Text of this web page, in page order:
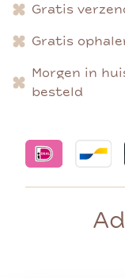
Gratis
Gratis
Morgen in
besteld